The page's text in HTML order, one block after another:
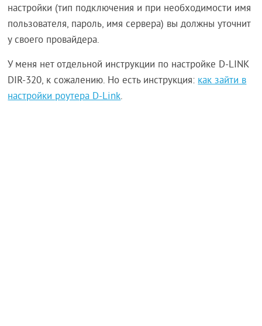
настройки (тип подключения и при необходимости имя
пользователя, пароль, имя сервера) вы должны уточнит
у своего провайдера.
У меня нет отдельной инструкции по настройке D-LINK
DIR-320, к сожалению. Но есть инструкция:как зайти в
настройки роутера D-Link.